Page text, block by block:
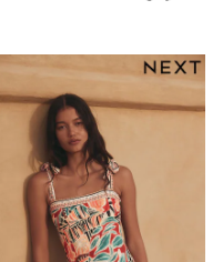
Polo Shirts
Sweatshirts
Cardigans
Coats & Jackets
Underwear
Socks & Tights
Multipacks
& Swimwear
Trainers & Pumps
Swimwear